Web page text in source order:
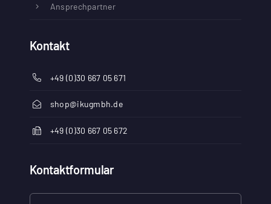
Ansprechpartner
Kontakt
+49 (0)30 667 05 671
shop@ikugmbh.de
+49 (0)30 667 05 672
Kontaktformular